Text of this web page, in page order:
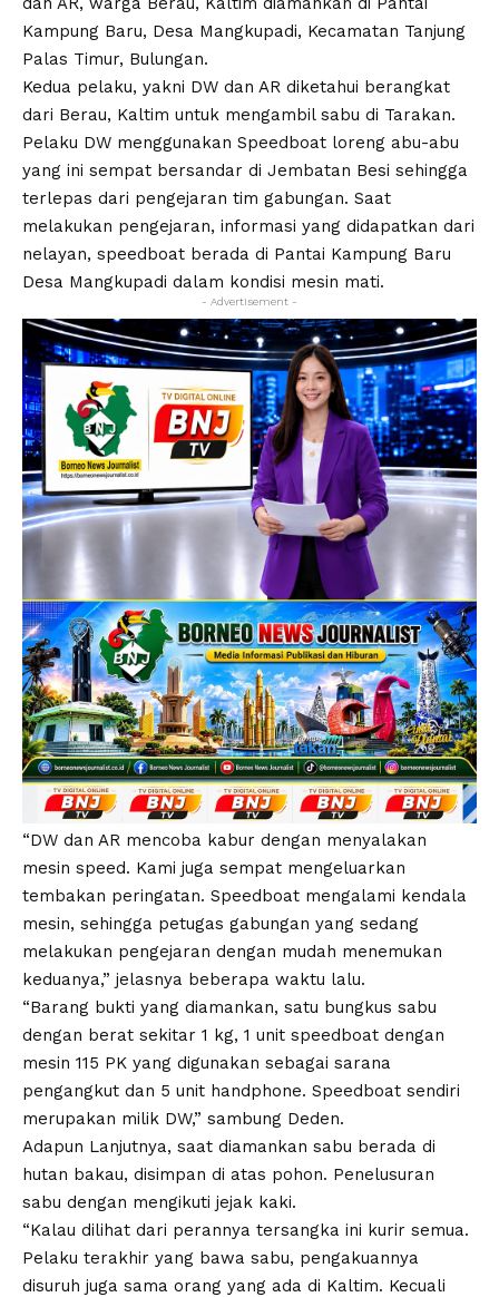
Kampung Baru, Desa Mangkupadi, Kecamatan Tanjung
Palas Timur, Bulungan.
Kedua pelaku, yakni DW dan AR diketahui berangkat
dari Berau, Kaltim untuk mengambil sabu di Tarakan.
Pelaku DW menggunakan Speedboat loreng abu-abu
yang ini sempat bersandar di Jembatan Besi sehingga
terlepas dari pengejaran tim gabungan. Saat
melakukan pengejaran, informasi yang didapatkan dari
nelayan, speedboat berada di Pantai Kampung Baru
Desa Mangkupadi dalam kondisi mesin mati.
- Advertisement -
“DW dan AR mencoba kabur dengan menyalakan
mesin speed. Kami juga sempat mengeluarkan
tembakan peringatan. Speedboat mengalami kendala
mesin, sehingga petugas gabungan yang sedang
melakukan pengejaran dengan mudah menemukan
keduanya,” jelasnya beberapa waktu lalu.
“Barang bukti yang diamankan, satu bungkus sabu
dengan berat sekitar 1 kg, 1 unit speedboat dengan
mesin 115 PK yang digunakan sebagai sarana
pengangkut dan 5 unit handphone. Speedboat sendiri
merupakan milik DW,” sambung Deden.
Adapun Lanjutnya, saat diamankan sabu berada di
hutan bakau, disimpan di atas pohon. Penelusuran
sabu dengan mengikuti jejak kaki.
“Kalau dilihat dari perannya tersangka ini kurir semua.
Pelaku terakhir yang bawa sabu, pengakuannya
disuruh juga sama orang yang ada di Kaltim. Kecuali